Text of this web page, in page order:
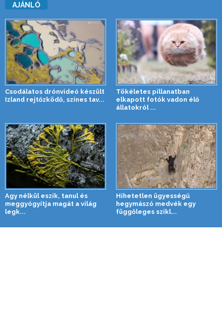
AJÁNLÓ
Csodálatos drónvideó készült
Izland rejtőzködő, színes tav...
Tökéletes pillanatban
elkapott fotók vadon élő
állatokról ...
Agy nélkül eszik, tanul és
meggyógyítja magát a világ
legk...
Hihetetlen ügyességű
hegymászó medvék egy
függőleges szikl...